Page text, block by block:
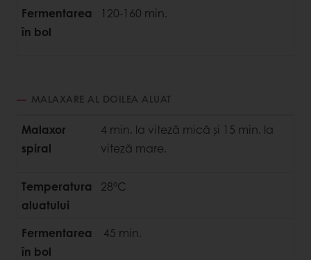
Fermentarea
în bol
120-160 min.
MALAXARE AL DOILEA ALUAT
Malaxor
spiral
4 min. la viteză mică și 15 min. la
viteză mare.
Temperatura
aluatului
28°C
Fermentarea
în bol
45 min.